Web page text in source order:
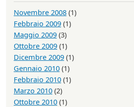
Novembre 2008 (1)
Febbraio 2009 (1)
Maggio 2009 (3)
Ottobre 2009 (1)
Dicembre 2009 (1)
Gennaio 2010 (1)
Febbraio 2010 (1)
Marzo 2010 (2)
Ottobre 2010 (1)